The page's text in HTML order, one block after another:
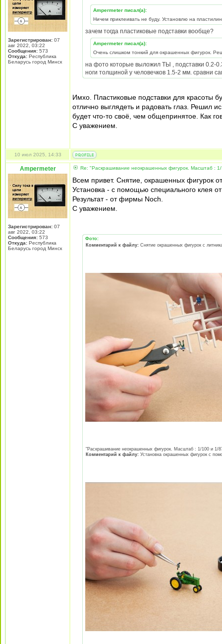
Зарегистрирован: 07
авг 2022, 03:22
Сообщения: 573
Откуда: Республика
Беларусь город Минск
Ampermeter писал(а):
Ничем приклеивать не буду. Установлю на
зачем тогда пластиковые подставки вообще?
Ampermeter писал(а):
Очень слишком тонкий для окрашенных фигурок.
на фото которые выложил ТЫ , подставки 0.2-
ноги толщиной у человечков 1.5-2 мм. сравни
Имхо. Пластиковые подставки для красоты
отлично выглядеть и радовать глаз. Решил
будет что-то своё, чем общепринятое. Как
С уважением.
10 июл 2025, 14:33
Ampermeter
Зарегистрирован: 07
авг 2022, 03:22
Сообщения: 573
Откуда: Республика
Беларусь город Минск
Re: "Раскрашивание неокрашенных фигурок. Масштаб :
Всем привет. Снятие, окрашенных фигурок
Установка - с помощью специального клея
Результат - от фирмы Noch.
С уважением.
Фото:
Комментарий к файлу: Снятие окрашенных фигурок с
"Раскрашивание неокрашенных фигурок. Масштаб : 1/100 и 1/
Комментарий к файлу: Установка окрашенных фигурок с